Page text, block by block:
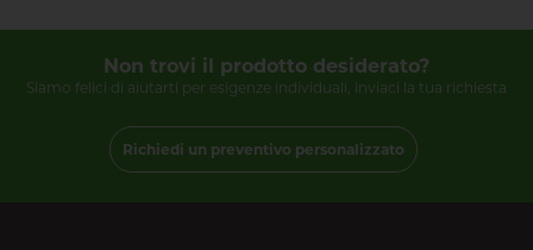
Non trovi il prodotto desiderato?
Siamo felici di aiutarti per esigenze individuali, inviaci la tua richiesta
Richiedi un preventivo personalizzato